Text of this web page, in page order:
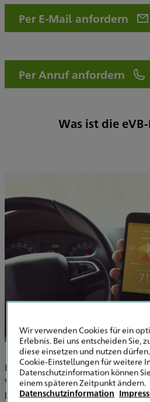
Per E-Mail anfordern
Per Anruf anfordern
Was ist die
DieeVB-Nummersteht für
Versicherungsbestätigung. Sie ist
bestätigt, dass für Ihr Fahrzeug
Wir verwenden Cookies für ein
Erlebnis. Bei uns entscheiden Sie,
diese einsetzen und nutzen
Cookie-Einstellungen für weitere
Datenschutzinformation können
einem späteren Zeitpunkt ändern.
Datenschutzinformation